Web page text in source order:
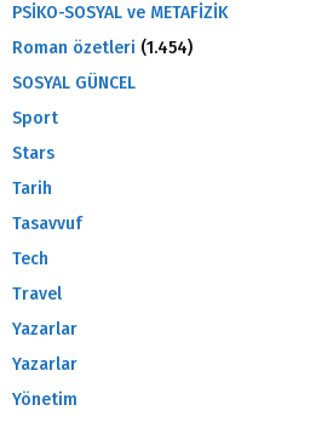
PSİKO-SOSYAL ve METAFİZİK
Roman özetleri (1.454)
SOSYAL GÜNCEL
Sport
Stars
Tarih
Tasavvuf
Tech
Travel
Yazarlar
Yazarlar
Yönetim